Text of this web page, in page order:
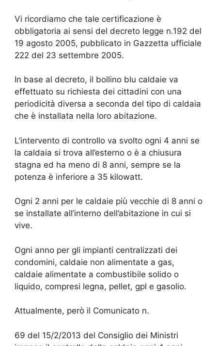
Vi ricordiamo che tale certificazione è
obbligatoria ai sensi del decreto legge n.192 del
19 agosto 2005, pubblicato in Gazzetta ufficiale
222 del 23 settembre 2005.
In base al decreto, il bollino blu caldaie va
effettuato su richiesta dei cittadini con una
periodicità diversa a seconda del tipo di caldaia
che è installata nella loro abitazione.
L’intervento di controllo va svolto ogni 4 anni se
la caldaia si trova all’esterno o è a chiusura
stagna ed ha meno di 8 anni, sempre se la
potenza è inferiore a 35 kilowatt.
Ogni 2 anni per le caldaie più vecchie di 8 anni o
se installate all’interno dell’abitazione in cui si
vive.
Ogni anno per gli impianti centralizzati dei
condomini, caldaie non alimentate a gas,
caldaie alimentate a combustibile solido o
liquido, compresi legna, pellet, gpl e gasolio.
Attualmente, però il Comunicato n.
69 del 15/2/2013 del Consiglio dei Ministri